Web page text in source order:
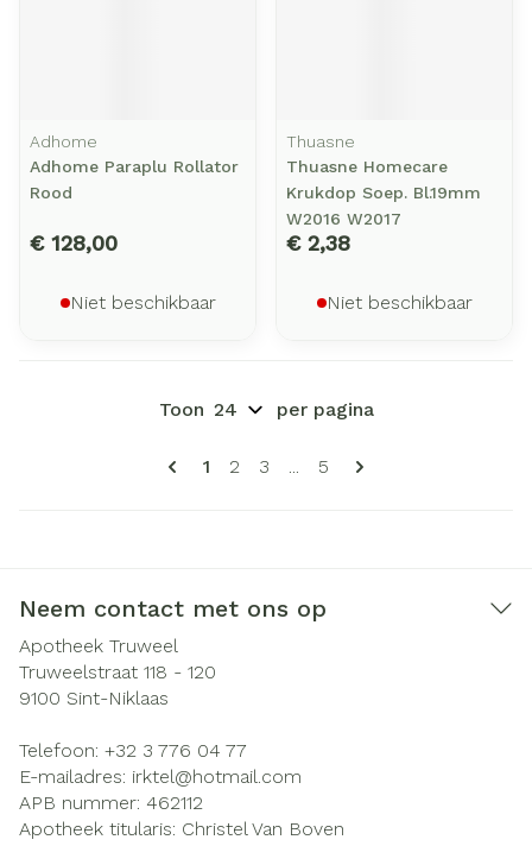
Adhome
Adhome Paraplu Rollator
Rood
€ 128,00
Niet beschikbaar
Thuasne
Thuasne Homecare
Krukdop Soep. Bl.19mm
W2016 W2017
€ 2,38
Niet beschikbaar
Pagina's
U lees momenteel pagina
1 Pagina
2 Pagina
3 ... Pagina
5
Toon per pagina
Neem contact met ons op
Apotheek Truweel
Truweelstraat 118 - 120
9100 Sint-Niklaas
Telefoon: +32 3 776 04 77
E-mailadres: irktel@hotmail.com
APB nummer: 462112
Apotheek titularis: Christel Van Boven